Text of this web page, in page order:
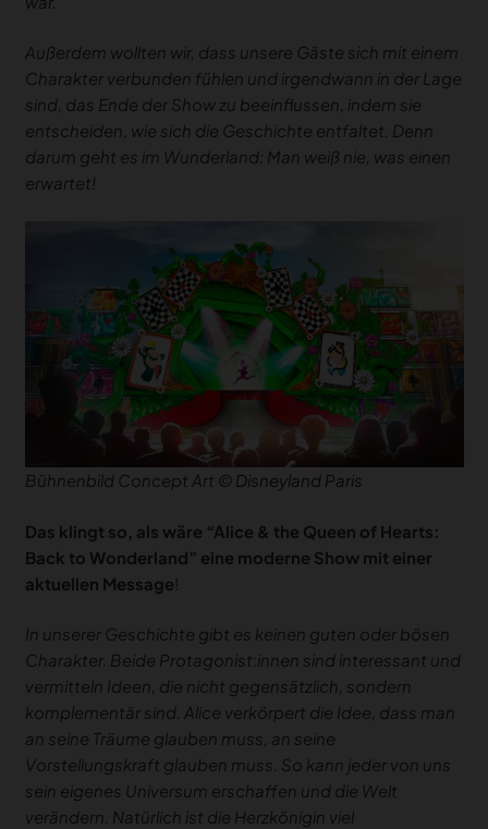
Außerdem wollten wir, dass unsere Gäste sich mit einem
Charakter verbunden fühlen und irgendwann in der Lage
sind, das Ende der Show zu beeinflussen, indem sie
entscheiden, wie sich die Geschichte entfaltet. Denn
darum geht es im Wunderland: Man weiß nie, was einen
erwartet!
Bühnenbild Concept Art © Disneyland Paris
Das klingt so, als wäre “Alice & the Queen of Hearts:
Back to Wonderland” eine moderne Show mit einer
aktuellen Message
In unserer Geschichte gibt es keinen guten oder bösen
Charakter. Beide Protagonist:innen sind interessant und
vermitteln Ideen, die nicht gegensätzlich, sondern
komplementär sind. Alice verkörpert die Idee, dass man
an seine Träume glauben muss, an seine
Vorstellungskraft glauben muss. So kann jeder von uns
sein eigenes Universum erschaffen und die Welt
verändern. Natürlich ist die Herzkönigin viel